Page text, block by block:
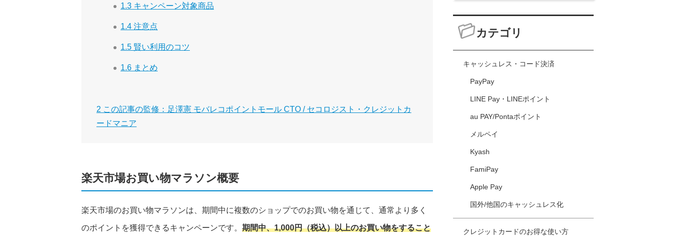
1.3 キャンペーン対象商品
1.4 注意点
1.5 賢い利用のコツ
1.6 まとめ
2 この記事の監修：足澤憲 モバレコポイントモール CTO / セコロジスト・クレジットカ
ードマニア
楽天市場お買い物マラソン概要
楽天市場のお買い物マラソンは、期間中に複数のショップでのお買い物を通じて、通常より多く
のポイントを獲得できるキャンペーンです。 期間中、1,000円（税込）以上のお買い物をすること
カテゴリ
キャッシュレス・コード決済
PayPay
LINE Pay・LINEポイント
au PAY/Pontaポイント
メルペイ
Kyash
FamiPay
Apple Pay
国外/他国のキャッシュレス化
クレジットカードのお得な使い方